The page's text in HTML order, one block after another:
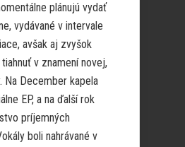
plánujú vydať
vydávané v intervale
avšak aj zvyšok
v znamení novej,
Na December kapela
EP, a na ďalší rok
príjemných
boli nahrávané v